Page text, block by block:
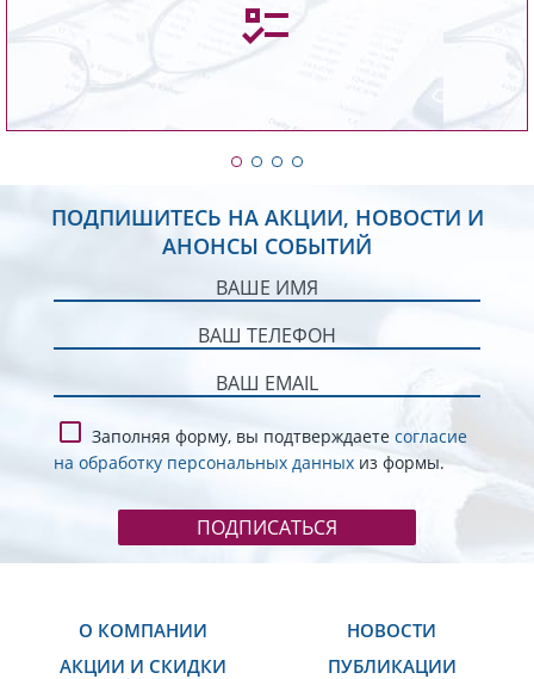
Подробнее
ПОДПИШИТЕСЬ НА АКЦИИ, НОВОСТИ И
АНОНСЫ СОБЫТИЙ
Заполняя форму, вы подтверждаете согласие
на обработку персональных данныхиз формы.
ПОДПИСАТЬСЯ
О КОМПАНИИ
НОВОСТИ
АКЦИИ И СКИДКИ
ПУБЛИКАЦИИ